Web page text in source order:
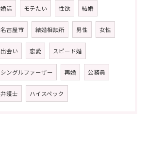
婚活 モテたい 性欲 結婚
名古屋市 結婚相談所 男性 女性
出会い 恋愛 スピード婚
シングルファーザー 再婚 公務員
弁護士 ハイスペック